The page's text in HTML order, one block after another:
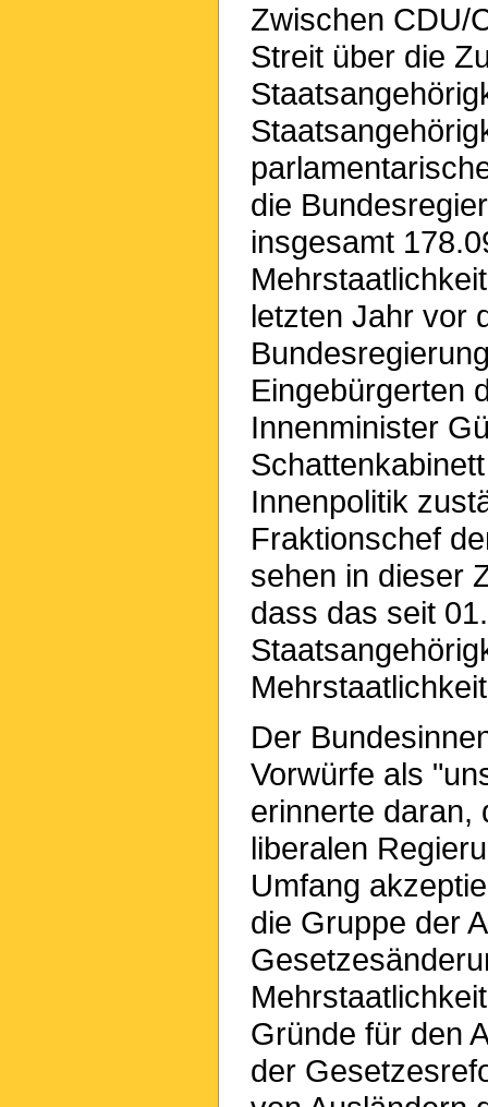
Zwischen CDU/
Streit über die
die
insgesamt
letzten Jahr vor
Eingebürgerten
Innenminister
Innenpolitik
Fraktionschef
sehen in dieser
dass das seit
Der
Vorwürfe als
erinnerte daran,
liberalen
Umfang
die Gruppe der
Gründe für den
der